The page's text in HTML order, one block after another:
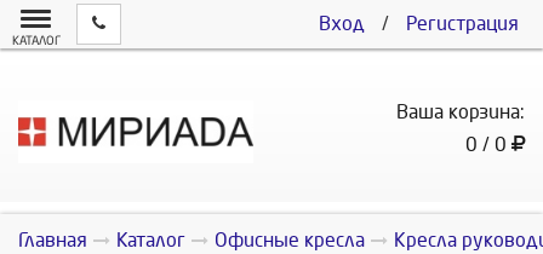
Вход / Регистрация
КАТАЛОГ
Ваша корзина:
0 / 0
Главная Каталог Офисные кресла Кресла